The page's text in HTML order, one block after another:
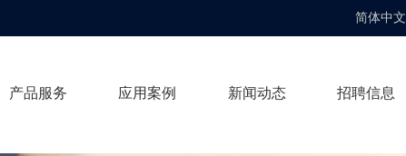
产品服务 应用案例 新闻动态 招聘信息
简体中文